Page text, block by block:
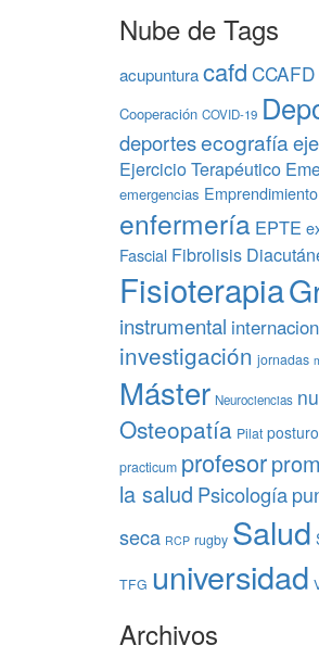
Nube de Tags
acupuntura cafd CCAFD
Cooperación COVID-19
deportesecografía
Ejercicio Terapéutico
emergencias Emprendimiento
enfermería EPTE
Fascial Fibrolisis
Fisioterapia
instrumental
investigación jornadas
Máster Neurociencias
Osteopatía Pilat
practicum profesor
la salud Psicología
seca RCP rugby Salud
TFG universidad
Archivos